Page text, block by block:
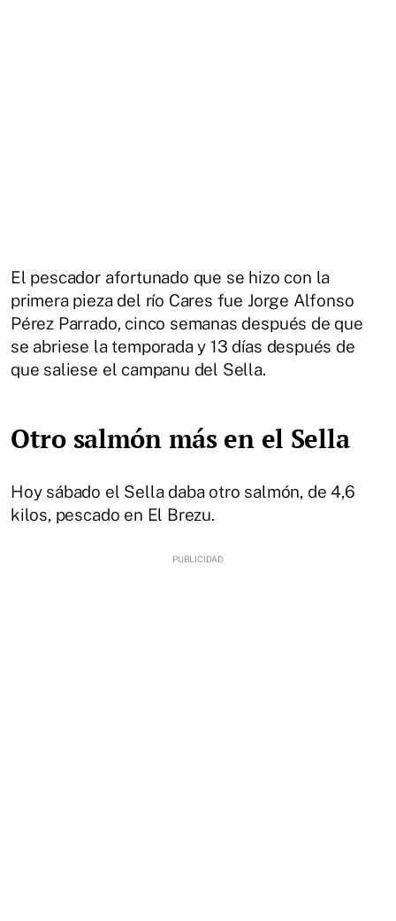
El pescador afortunado que se hizo con la
primera pieza del río Cares fue Jorge Alfonso
Pérez Parrado, cinco semanas después de que
se abriese la temporada y 13 días después de
que saliese el campanu del Sella.
Otro salmón más en el Sella
Hoy sábado el Sella daba otro salmón, de 4,6
kilos, pescado en El Brezu.